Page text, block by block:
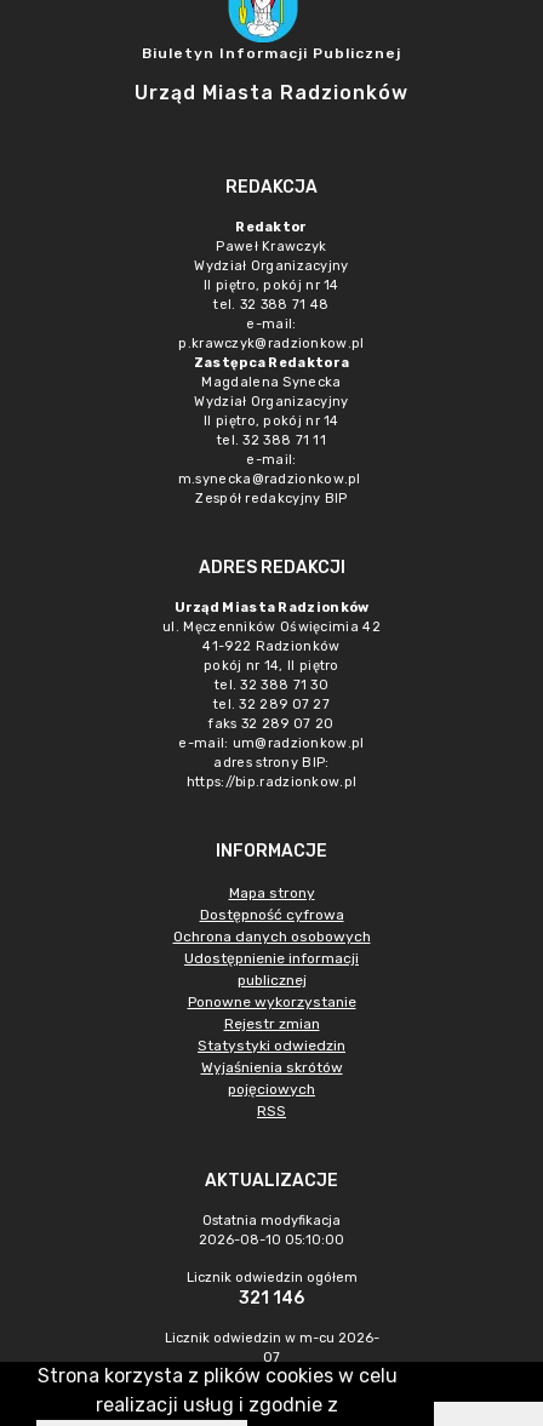
Biuletyn Informacji Publicznej
Urząd Miasta Radzionków
REDAKCJA
Redaktor
Paweł Krawczyk
Wydział Organizacyjny
II piętro, pokój nr 14
tel. 32 388 71 48
e-mail:
p.krawczyk@radzionkow.pl
Zastępca Redaktora
Magdalena Synecka
Wydział Organizacyjny
II piętro, pokój nr 14
tel. 32 388 71 11
e-mail:
m.synecka@radzionkow.pl
Zespół redakcyjny BIP
ADRES REDAKCJI
Urząd Miasta Radzionków
ul. Męczenników Oświęcimia 42
41-922 Radzionków
pokój nr 14, II piętro
tel. 32 388 71 30
tel. 32 289 07 27
faks 32 289 07 20
e-mail: um@radzionkow.pl
adres strony BIP:
https://bip.radzionkow.pl
INFORMACJE
Mapa strony
Dostępność cyfrowa
Ochrona danych osobowych
Udostępnienie informacji
publicznej
Ponowne wykorzystanie
Rejestr zmian
Statystyki odwiedzin
Wyjaśnienia skrótów
pojęciowych
RSS
AKTUALIZACJE
Ostatnia modyfikacja
2026-08-10 05:10:00
Licznik odwiedzin ogółem
321 146
Licznik odwiedzin w m-cu 2026-
07
1 205
Strona korzysta z plików cookies w celu
realizacji usług i zgodnie z